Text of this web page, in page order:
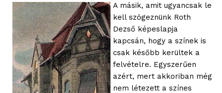
A másik, amit ugyancsak le
kell szögeznünk Roth
Dezső képeslapja
kapcsán, hogy a színek is
csak később kerültek a
felvételre. Egyszerűen
azért, mert akkoriban még
nem létezett a színes